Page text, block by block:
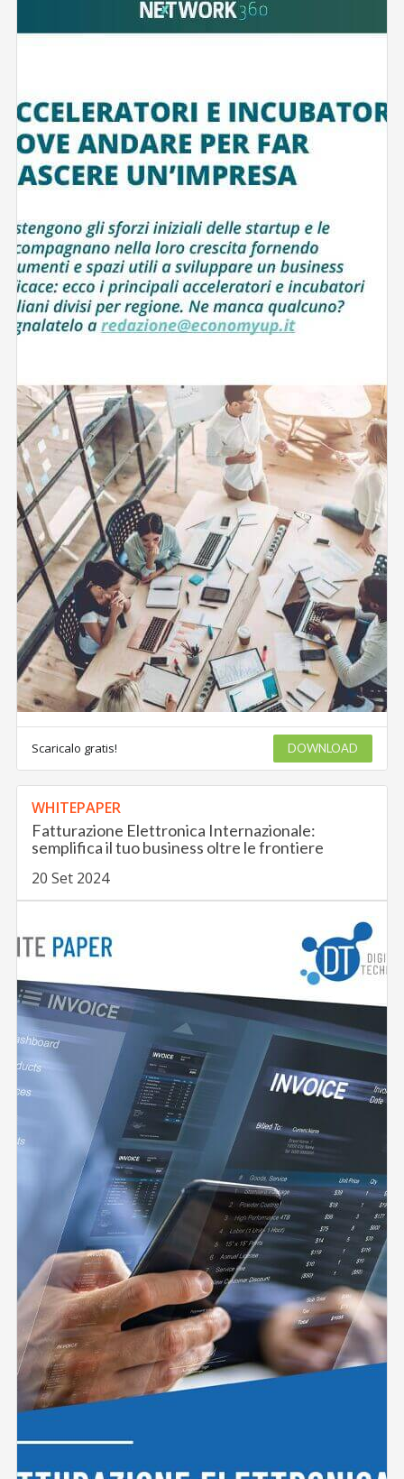
Scaricalo gratis! DOWNLOAD
WHITEPAPER
Fatturazione Elettronica Internazionale:
semplifica il tuo business oltre le frontiere
20 Set 2024